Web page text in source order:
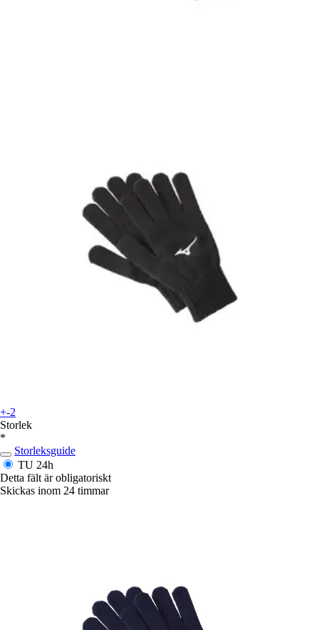
+-2
Storlek
*
Storleksguide
TU 24h
Detta fält är obligatoriskt
Skickas inom 24 timmar